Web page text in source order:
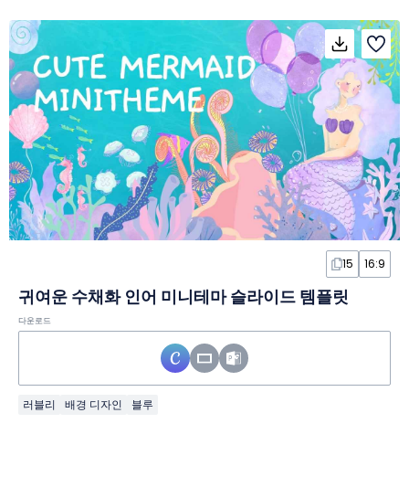
15 16:9
귀여운 수채화 인어 미니테마 슬라이드 템플릿
다운로드
러블리 배경 디자인 블루